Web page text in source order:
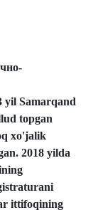
yil Samarqand
topgan
xo'jalik
2018 yilda
ittifoqining